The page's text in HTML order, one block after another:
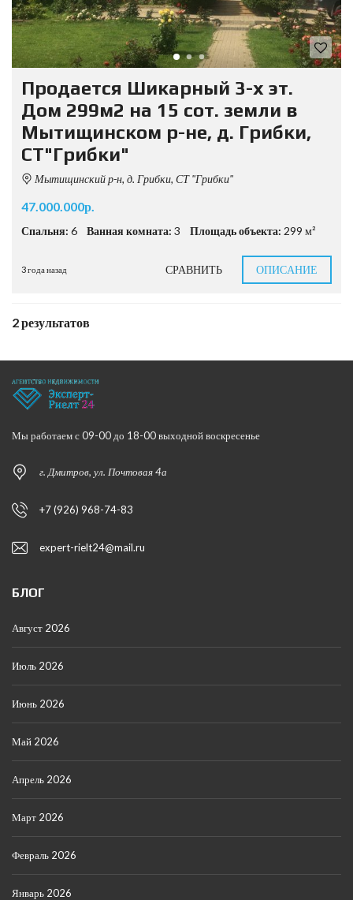
Продается Шикарный 3-х эт.
Дом 299м2 на 15 сот. земли в
Мытищинском р-не, д. Грибки,
СТ"Грибки"
Мытищинский р-н, д. Грибки, СТ "Грибки"
47.000.000р.
Спальня: 6 Ванная комната: 3 Площадь объекта: 299 м²
3 года назад СРАВНИТЬ ОПИСАНИЕ
2 результатов
Мы работаем с 09-00 до 18-00 выходной воскресенье
г. Дмитров, ул. Почтовая 4а
+7 (926) 968-74-83
expert-rielt24@mail.ru
БЛОГ
Август 2026
Июль 2026
Июнь 2026
Май 2026
Апрель 2026
Март 2026
Февраль 2026
Январь 2026